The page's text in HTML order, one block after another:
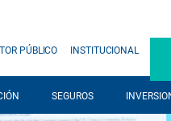
PÚBLICO INSTITUCIONAL
SEGUROS